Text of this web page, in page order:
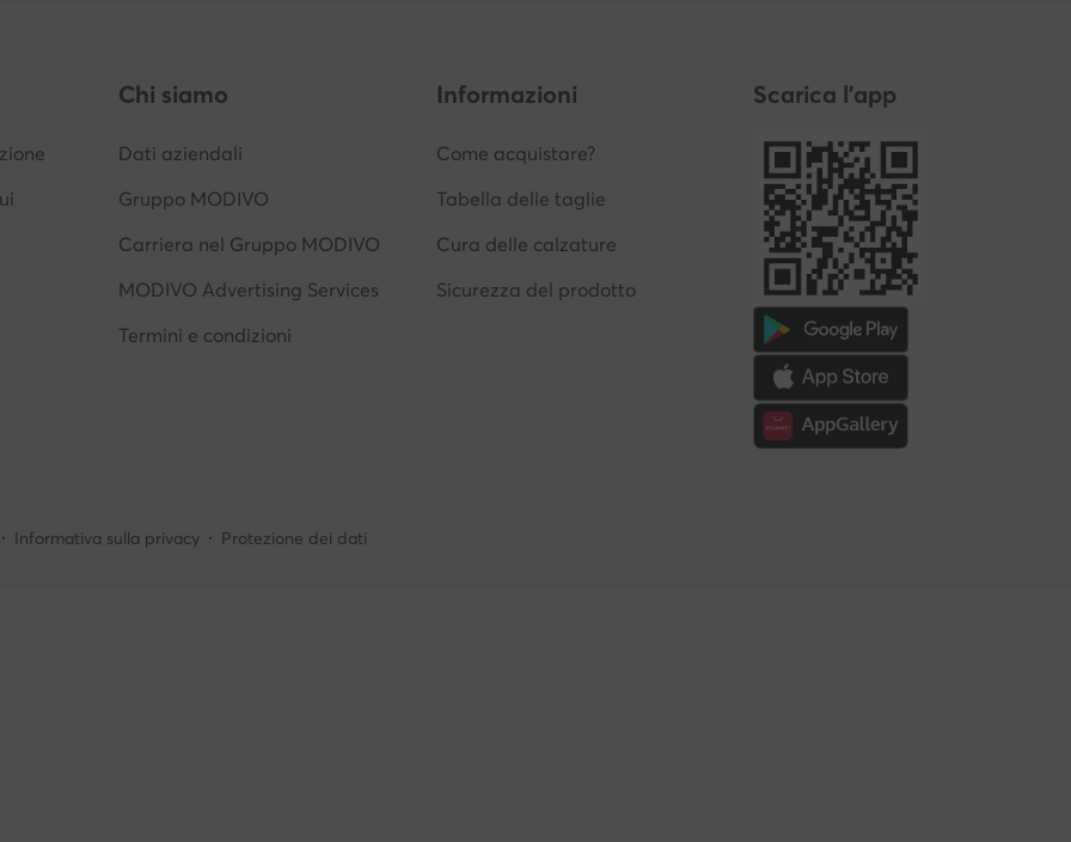
Chi siamo
Dati aziendali
Gruppo MODIVO
Carriera nel Gruppo MODIVO
MODIVO Advertising Services
Termini e condizioni
Informazioni
Come acquistare?
Tabella delle taglie
Cura delle calzature
Sicurezza del prodotto
Scarica l'app
Informativa sulla privacy Protezione dei dati